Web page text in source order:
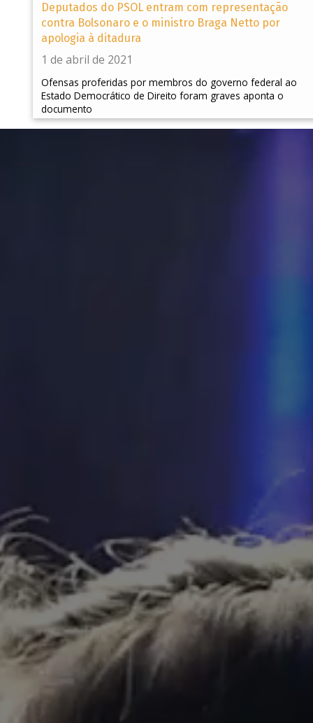
Deputados do PSOL entram com representação
contra Bolsonaro e o ministro Braga Netto por
apologia à ditadura
1 de abril de 2021
Ofensas proferidas por membros do governo federal ao
Estado Democrático de Direito foram graves aponta o
documento